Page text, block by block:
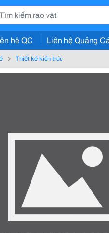
hệ QC Liên hệ Quảng
Thiết kế kiến trúc